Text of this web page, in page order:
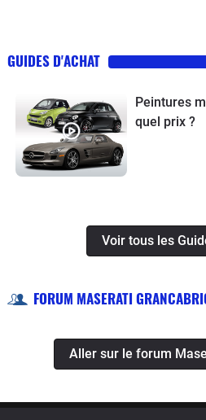
GUIDES D'ACHAT
Peintures
quel prix ?
Voir tous les
FORUM MASERATI
Aller sur le forum